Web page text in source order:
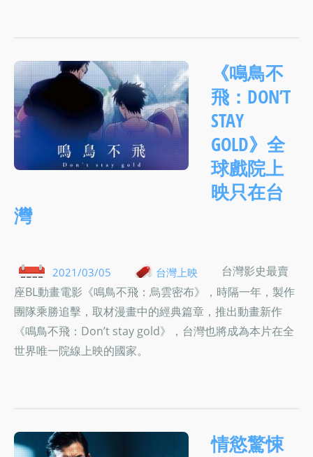
《鳴鳥不
飛：DON’T
STAY
GOLD》全
球戲院上
映只在台
灣
2021/03/05 台灣上映
台灣影史最賣
座BL動畫電影《鳴鳥不飛：烏雲密布》，時隔一年，製作
團隊乘勝追擊，取材漫畫中的經典篇章，推出動畫新作
《鳴鳥不飛：Don’t stay gold》，台灣也將成為本片在全
世界唯一院線上映的國家。
情慾驚悚